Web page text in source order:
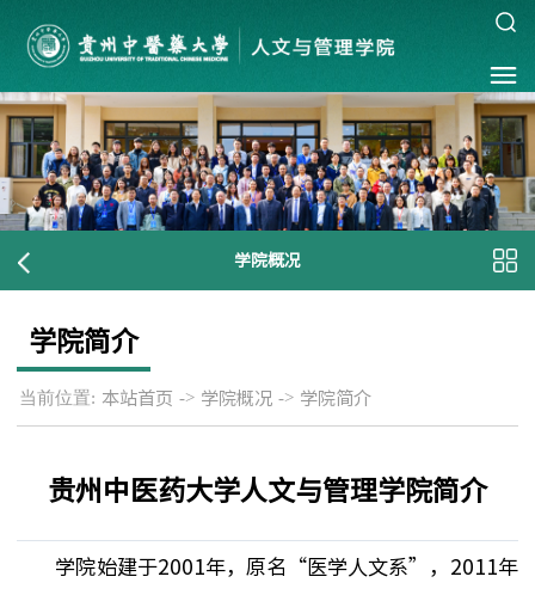
学院概况
学院简介
当前位置: 本站首页 -> 学院概况 -> 学院简介
贵州中医药大学人文与管理学院简介
学院始建于2001年，原名“医学人文系”，2011年